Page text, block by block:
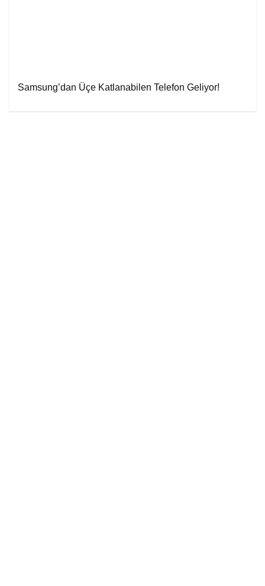
Samsung’dan Üçe Katlanabilen Telefon Geliyor!